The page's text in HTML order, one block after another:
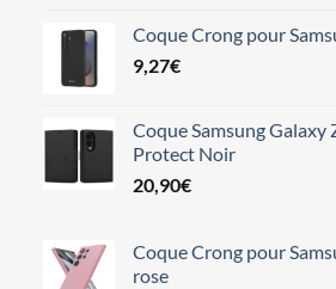
Coque Crong pour
9,27€
Coque Samsung Galaxy
Protect Noir
20,90€
Coque Crong pour
rose